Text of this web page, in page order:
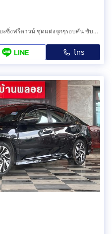
Ford Ranger XLT Hi-Rider 2016 กระบะซิ่งฟรีดาวน์ ชุดแต่งจุกๆรอบคัน ขับมันส์ เร้าใจเกินใคร
LINE โทร